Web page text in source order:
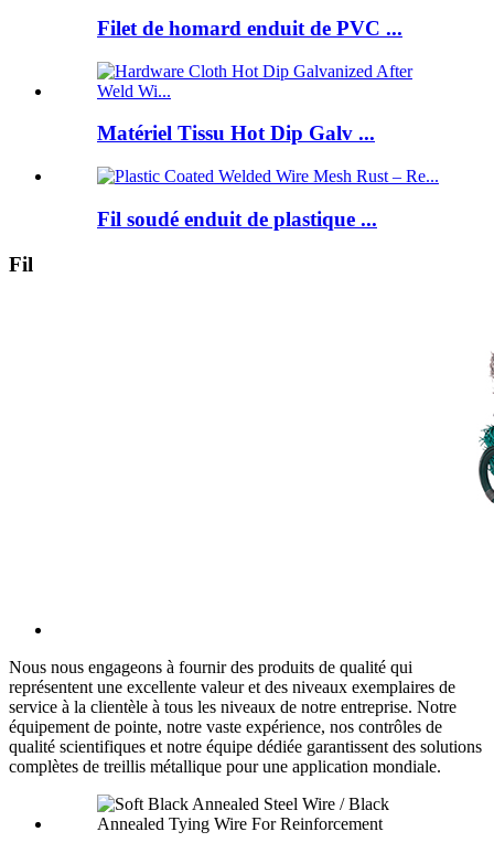
Filet de homard enduit de PVC ...
Matériel Tissu Hot Dip Galv ...
Fil soudé enduit de plastique ...
Fil
Nous nous engageons à fournir des produits de qualité qui
représentent une excellente valeur et des niveaux exemplaires de
service à la clientèle à tous les niveaux de notre entreprise. Notre
équipement de pointe, notre vaste expérience, nos contrôles de
qualité scientifiques et notre équipe dédiée garantissent des solutions
complètes de treillis métallique pour une application mondiale.